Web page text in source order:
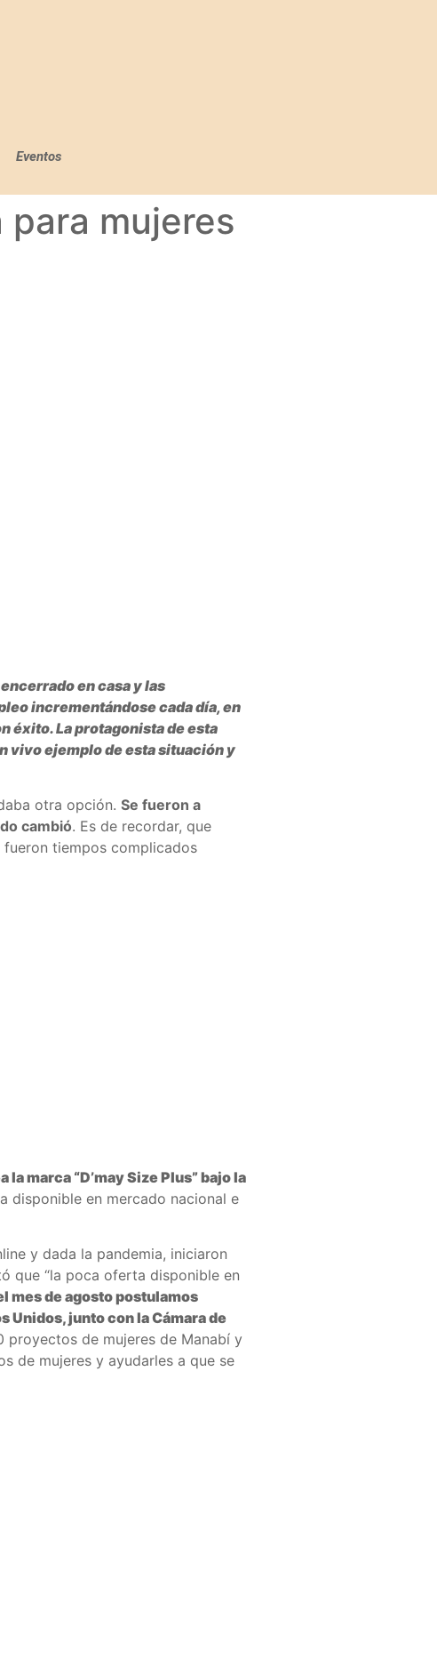
Eventos
para mujeres
en casa y las
incrementándose cada día, en
éxito. La protagonista de esta
vivo ejemplo de esta situación y
otra opción. Se fueron a
cambió. Es de recordar, que
tiempos complicados
marca “D’may Size Plus” bajo la
disponible en mercado nacional e
y dada la pandemia, iniciaron
que “la poca oferta disponible en
mes de agosto postulamos
Unidos, junto con la Cámara de
de mujeres de Manabí y
de mujeres y ayudarles a que se